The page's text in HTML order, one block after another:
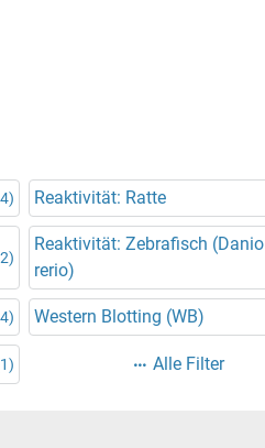
Reaktivität: Ratte
Reaktivität: Zebrafisch (Danio
rerio)
Western Blotting (WB)
Alle Filter